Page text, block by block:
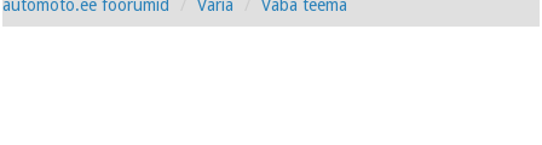
automoto.ee foorumid Varia Vaba teema